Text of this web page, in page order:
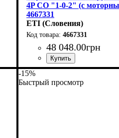
4P CO "1-0-2" (с
4667331
ETI (Словения)
4667331
48 048.00грн
Устройство: переключатель
Номинальный ток, А: 250
Количество полюсов: 4
Отключающая
Серия: LA MO CO
-15%
Быстрый просмотр